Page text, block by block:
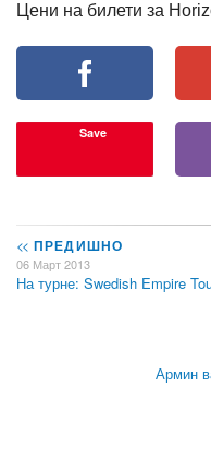
Цени на билети за
Save
<< ПРЕДИШНО
06 Март 2013
На турне: Swedish Empire
Армин